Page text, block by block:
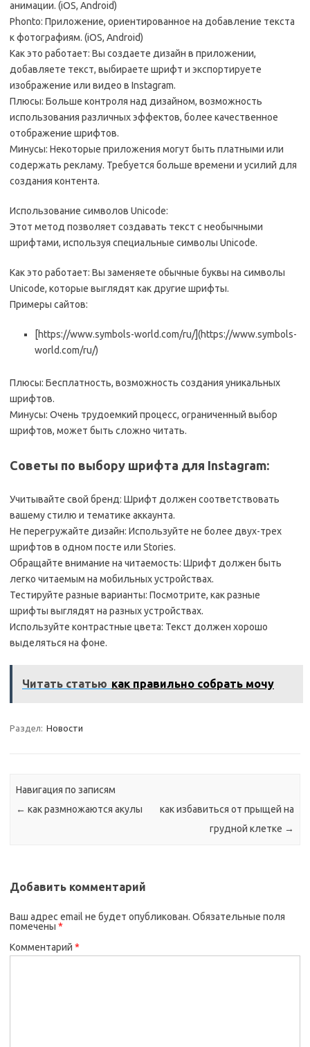
анимации. (iOS, Android)
Phonto: Приложение, ориентированное на добавление текста
к фотографиям. (iOS, Android)
Как это работает: Вы создаете дизайн в приложении,
добавляете текст, выбираете шрифт и экспортируете
изображение или видео в Instagram.
Плюсы: Больше контроля над дизайном, возможность
использования различных эффектов, более качественное
отображение шрифтов.
Минусы: Некоторые приложения могут быть платными или
содержать рекламу. Требуется больше времени и усилий для
создания контента.
Использование символов Unicode:
Этот метод позволяет создавать текст с необычными
шрифтами, используя специальные символы Unicode.
Как это работает: Вы заменяете обычные буквы на символы
Unicode, которые выглядят как другие шрифты.
Примеры сайтов:
[https://www.symbols-world.com/ru/](https://www.symbols-
world.com/ru/)
Плюсы: Бесплатность, возможность создания уникальных
шрифтов.
Минусы: Очень трудоемкий процесс, ограниченный выбор
шрифтов, может быть сложно читать.
Советы по выбору шрифта для Instagram:
Учитывайте свой бренд: Шрифт должен соответствовать
вашему стилю и тематике аккаунта.
Не перегружайте дизайн: Используйте не более двух-трех
шрифтов в одном посте или Stories.
Обращайте внимание на читаемость: Шрифт должен быть
легко читаемым на мобильных устройствах.
Тестируйте разные варианты: Посмотрите, как разные
шрифты выглядят на разных устройствах.
Используйте контрастные цвета: Текст должен хорошо
выделяться на фоне.
Читать статью как правильно собрать мочу
Раздел: Новости
Навигация по записям
← как размножаются акулы
как избавиться от прыщей на
грудной клетке →
Добавить комментарий
Ваш адрес email не будет опубликован. Обязательные поля
помечены *
Комментарий *